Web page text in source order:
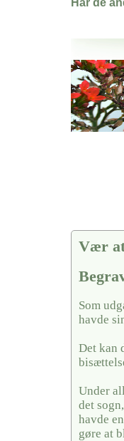
Har de
Her hos os får
vi hjælper i alle
Vær at
Som
havde
Det kan
Under
det
havde
gøre at